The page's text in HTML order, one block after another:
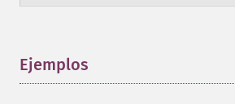
Ejemplos